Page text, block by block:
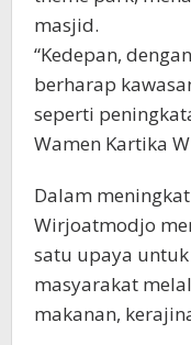
masjid.
“Kedepan,
berharap
seperti
Wamen Kartika
Dalam
Wirjoatmodjo
satu upaya
masyarakat
makanan,